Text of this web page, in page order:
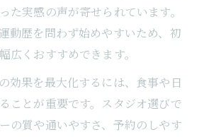
た実感の声が寄せられています。
動歴を問わず始めやすいため、初
広くおすすめできます。
効果を最大化するには、食事や日
ことが重要です。スタジオ選びで
の質や通いやすさ、予約のしやす